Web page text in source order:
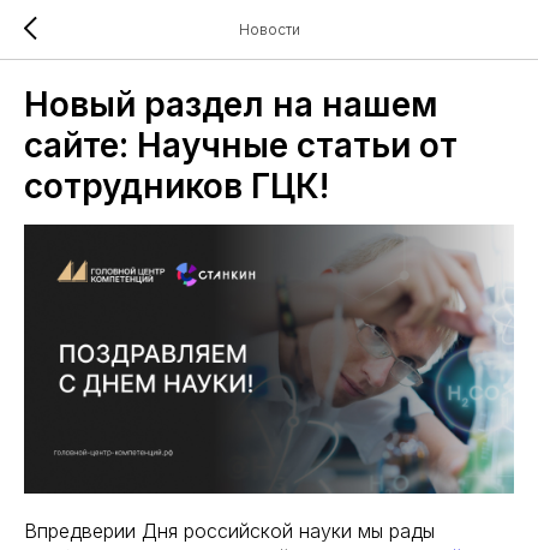
Новости
Новый раздел на нашем
сайте: Научные статьи от
сотрудников ГЦК!
Впредверии Дня российской науки мы рады